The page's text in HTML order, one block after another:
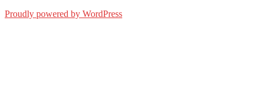
Proudly powered by WordPress